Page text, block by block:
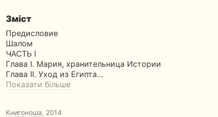
Зміст
Предисловие
Шалом
ЧАСТЬ I
Глава I. Мария, хранительница Истории
Глава II. Уход из Египта…
Показати більше
Книгоноша, 2014